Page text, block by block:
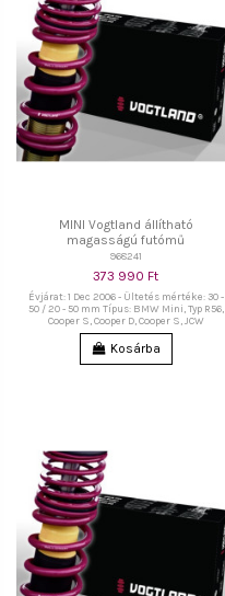
MINI Vogtland állítható
magasságú futómű
968241
373 990 Ft
Évjárat: 1 Dec 2006 - Ültetés mértéke: 30 -
50 / 20 - 50 mm Típus: BMW Mini, Typ R56,
Cooper S, Cooper D, Cooper S, JCW
Kosárba